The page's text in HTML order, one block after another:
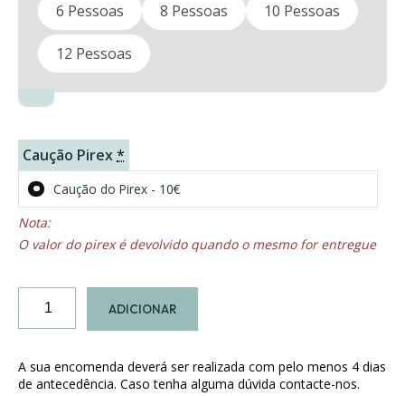
6 Pessoas
8 Pessoas 10 Pessoas
12 Pessoas
Caução Pirex*
Caução do Pirex - 10€
O valor do pirex é devolvido quando o mesmo for entregue
Quantidade
Tikka
Masala
ADICIONAR
A sua encomenda deverá ser realizada com pelo menos 4 dias
de antecedência. Caso tenha alguma dúvida contacte-nos.